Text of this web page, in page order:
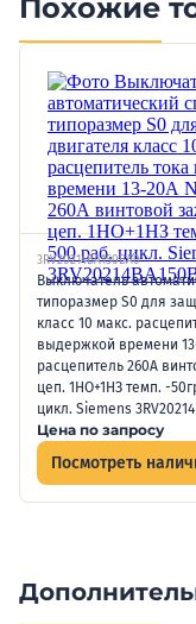
Похожие
3RV20214BA150BA0
Выключатель
типоразмер S0 для
класс 10 макс.
выдержкой времени
расцепитель 260А
цеп. 1НО+1НЗ темп. -
цикл. Siemens
Цена по запросу
Посмотреть